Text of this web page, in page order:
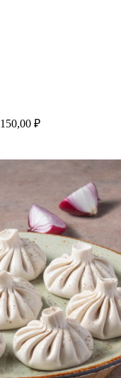
150,00 ₽